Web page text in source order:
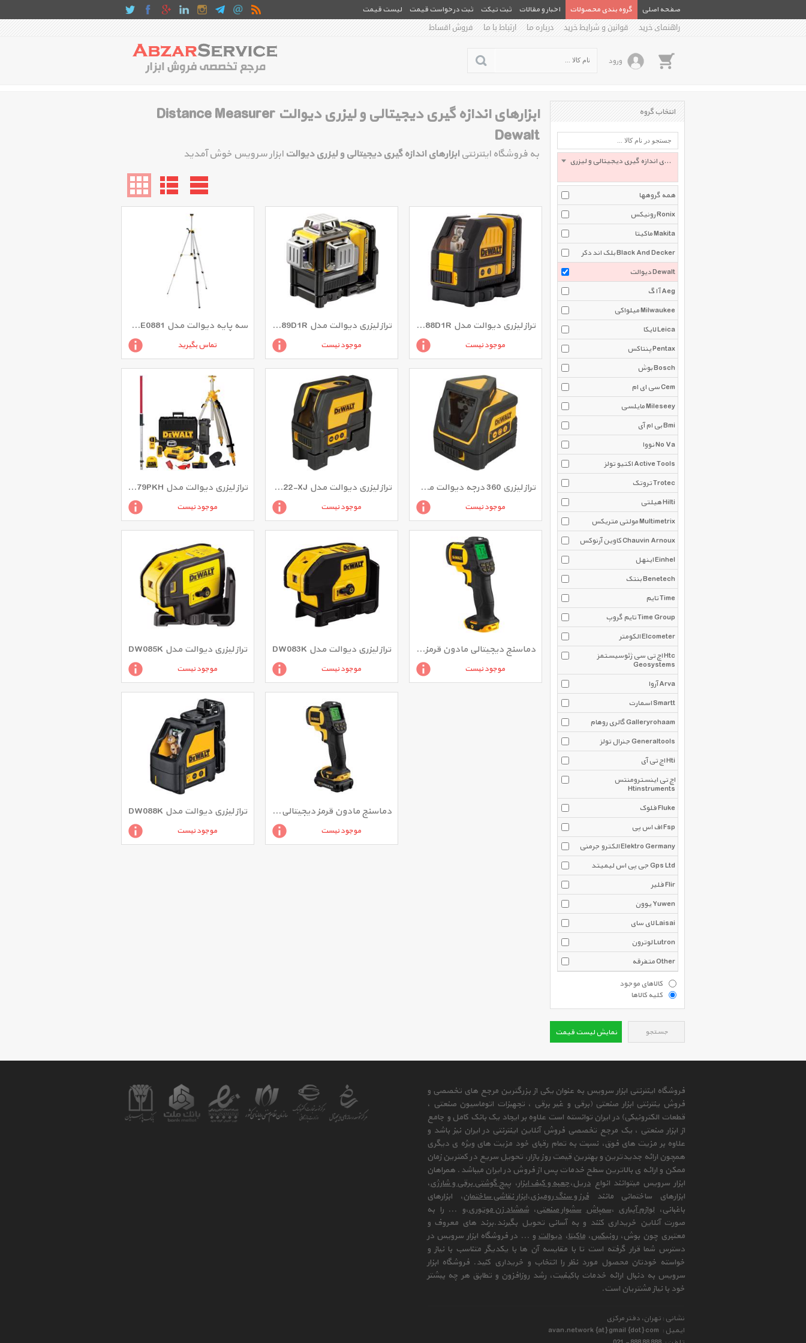
صفحه اصلی گروه بندی محصولات اخبار و مقالات ثبت تیکت ثبت درخواست قیمت
لیست قیمت
راهنمای خرید
قوانین و شرایط خرید درباره ما ارتباط با ما فروش اقساط
ورود
ابزارهای اندازه گیری دیجیتالی و لیزری دیوالت Distance Measurer
Dewalt
به فروشگاه اینترنتی ابزارهای اندازه گیری دیجیتالی و لیزری دیوالت ابزار سرویس خوش آمدید
سه پایه دیوالت مدل DE0881 با پیچ 1/4 اینچ
تماس بگیرید
تراز لیزری دیوالت مدل DCE089D1R
موجود نیست
تراز لیزری دیوالت مدل DCE088D1R
موجود نیست
تراز لیزری دیوالت مدل DW079PKH
موجود نیست
تراز لیزری دیوالت مدل DW0822-XJ
موجود نیست
تراز لیزری 360 درجه دیوالت مدل DW0811-XJ
موجود نیست
تراز لیزری دیوالت مدل DW085K
موجود نیست
تراز لیزری دیوالت مدل DW083K
موجود نیست
دماسنج دیجیتالی مادون قرمز دیوالت مدل DCT414D1
موجود نیست
تراز لیزری دیوالت مدل DW088K
موجود نیست
دماسنج مادون قرمز دیجیتالی دیوالت مدل DCT414S1
موجود نیست
انتخاب گروه
ابزارهای اندازه گیری دیجیتالی و لیزری Distance Measurer
همه گروهها
رونیکس Ronix
ماکیتا Makita
بلک اند دکر Black And Decker
دیوالت Dewalt
آ ا گ Aeg
میلواکی Milwaukee
لایکا Leica
پنتاکس Pentax
بوش Bosch
سی ای ام Cem
مایلسی Mileseey
بی ام آی Bmi
نووا No Va
اکتیو تولز Active Tools
تروتک Trotec
هیلتی Hilti
مولتی متریکس Multimetrix
کاوین آرنوکس Chauvin Arnoux
اینهل Einhel
بنتک Benetech
تایم Time
تایم گروپ Time Group
الکومتر Elcometer
اچ تی سی ژئوسیستمز Htc
Geosystems
آروا Arva
اسمارت Smartt
گالری روهام Galleryrohaam
جنرال تولز Generaltools
اچ تی آی Hti
اچ تی اینسترومنتس
Htinstruments
فلوک Fluke
اف اس پی Fsp
الکترو جرمنی Elektro Germany
جی پی اس لیمیتد Gps Ltd
فلیر Flir
یوون Yuwen
لای سای Laisai
لوترون Lutron
متفرقه Other
کالاهای موجود
کلیه کالاها
جستجو نمایش لیست قیمت
فروشگاه اینترنتی ابزار سرویس به عنوان یکی از بزرگترین مرجع های تخصصی و
فروش ینترنتی ابزار صنعتی (برقی و غیر برقی ، تجهیزات اتوماسیون صنعتی ،
قطعات الکترونیکی) در ایران توانسته است علاوه بر ایجاد یک بانک کامل و جامع
از ابزار صنعتی ، یک مرجع تخصصی فروش آنلاین اینترنتی در ایران نیز باشد و
علاوه بر مزیت های فوق، نسبت به تمام رقبای خود مزیت های ویژه ی دیگری
همچون ارائه جدیدترین و بهترین قیمت روز بازار، تحویل سریع در کمترین زمان
ممکن و ارائه ی بالاترین سطح خدمات پس از فروش در ایران میباشد. همراهان
ابزار سرویس میتوانند انواعدریل،جعبه و کیف ابزار، پیچ گوشتی برقی و شارژی،
ابزارهای ساختمانی مانندفرز و سنگ رومیزی،ابزار نقاشی ساختمان، ابزارهای
باغبانی،لوازم آبیاری،سمپاش سشوار صنعتی،شمشاد زن موتوری،و ... را به
صورت آنلاین خریداری کنند و به آسانی تحویل بگیرند.برند های معروف و
معتبری چون بوش، رونیکس،ماکیتا، دیوالتو ... در فروشگاه ابزار سرویس در
دسترس شما قرار گرفته است تا با مقایسه آن ها با یکدیگر متناسب با نیاز و
خواسته خودتان محصول مورد نظر را انتخاب و خریداری کنید. فروشگاه ابزار
سرویس به دنبال ارائه خدمات باکیفیت، رشد روزافزون و تطابق هر چه بیشتر
خود با نیاز مشتریان است.
نشانی : تهران، دفتر مرکزی
ایمیل : avan.network {at} gmail {dot} com